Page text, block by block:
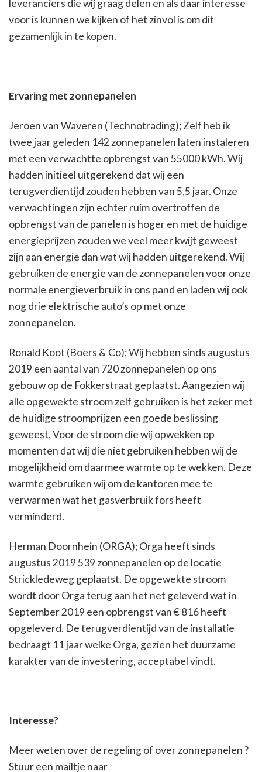
leveranciers die wij graag delen en als daar interesse
voor is kunnen we kijken of het zinvol is om dit
gezamenlijk in te kopen.
Ervaring met zonnepanelen
Jeroen van Waveren (Technotrading); Zelf heb ik
twee jaar geleden 142 zonnepanelen laten instaleren
met een verwachtte opbrengst van 55000 kWh. Wij
hadden initieel uitgerekend dat wij een
terugverdientijd zouden hebben van 5,5 jaar. Onze
verwachtingen zijn echter ruim overtroffen de
opbrengst van de panelen is hoger en met de huidige
energieprijzen zouden we veel meer kwijt geweest
zijn aan energie dan wat wij hadden uitgerekend. Wij
gebruiken de energie van de zonnepanelen voor onze
normale energieverbruik in ons pand en laden wij ook
nog drie elektrische auto’s op met onze
zonnepanelen.
Ronald Koot (Boers & Co); Wij hebben sinds augustus
2019 een aantal van 720 zonnepanelen op ons
gebouw op de Fokkerstraat geplaatst. Aangezien wij
alle opgewekte stroom zelf gebruiken is het zeker met
de huidige stroomprijzen een goede beslissing
geweest. Voor de stroom die wij opwekken op
momenten dat wij die niet gebruiken hebben wij de
mogelijkheid om daarmee warmte op te wekken. Deze
warmte gebruiken wij om de kantoren mee te
verwarmen wat het gasverbruik fors heeft
verminderd.
Herman Doornhein (ORGA); Orga heeft sinds
augustus 2019 539 zonnepanelen op de locatie
Strickledeweg geplaatst. De opgewekte stroom
wordt door Orga terug aan het net geleverd wat in
September 2019 een opbrengst van € 816 heeft
opgeleverd. De terugverdientijd van de installatie
bedraagt 11 jaar welke Orga, gezien het duurzame
karakter van de investering, acceptabel vindt.
Interesse?
Meer weten over de regeling of over zonnepanelen ?
Stuur een mailtje naar